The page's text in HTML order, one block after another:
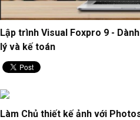
Lập trình Visual Foxpro 9 -
lý và kế toán
Làm Chủ thiết kế ảnh với